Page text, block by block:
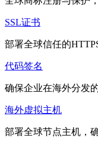
SSL证书
部署全球信任的
代码签名
确保企业在海外分发
海外虚拟主机
部署全球节点主机，